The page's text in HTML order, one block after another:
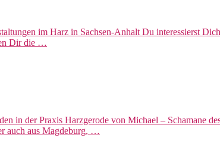
im Harz in Sachsen-Anhalt Du interessierst
Dir die …
in der Praxis Harzgerode von Michael – Schamane
auch aus Magdeburg, …